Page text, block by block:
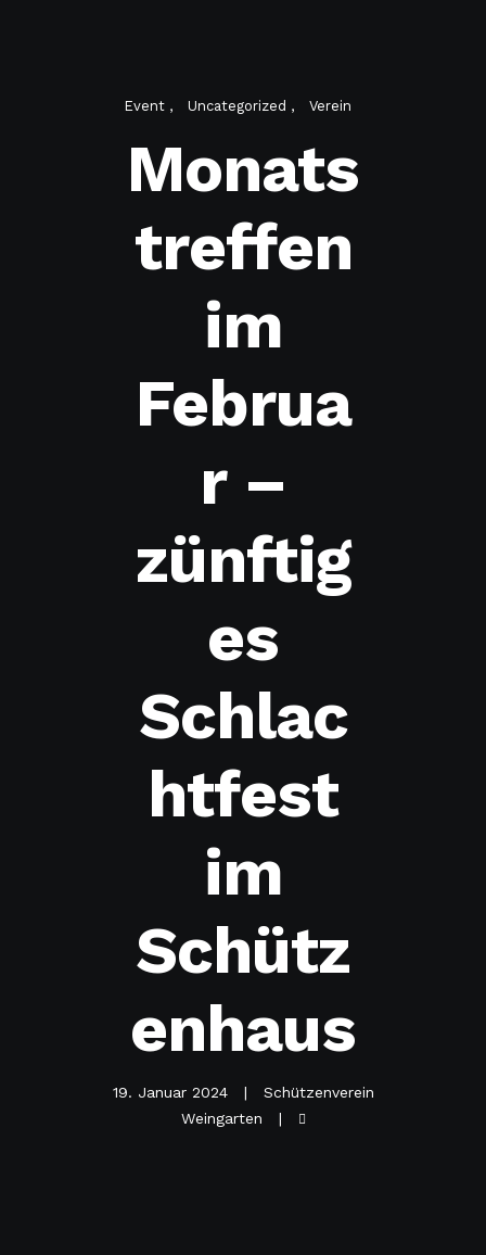
Event Uncategorized Verein
Monats
treffen
im
Februa
r –
zünftig
es
Schlac
htfest
im
Schütz
enhaus
19. Januar 2024
Schützenverein
Weingarten